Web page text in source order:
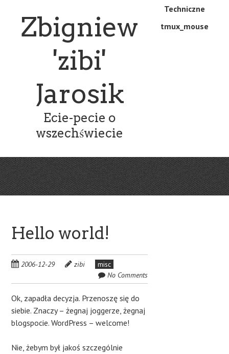
Zbigniew
'zibi'
Jarosik
Ecie-pecie o
wszechświecie
Menu
content
Techniczne
tmux_mouse
Hello world!
2006-12-29 zibi
misc
No Comments
Ok, zapadła decyzja. Przenoszę się do
siebie. Znaczy – żegnaj joggerze, żegnaj
blogspocie. WordPress – welcome!
Nie, żebym był jakoś szczególnie